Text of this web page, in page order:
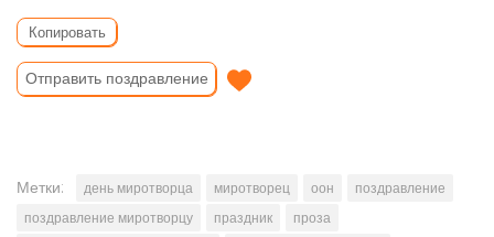
Копировать
Отправить поздравление
Метки: день миротворца миротворец оон
поздравление
поздравление миротворцу
праздник
проза